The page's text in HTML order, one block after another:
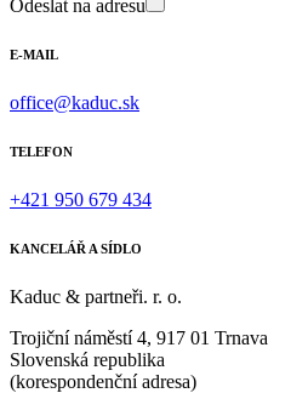
Odeslat na adresu
E-MAIL
office@kaduc.sk
TELEFON
+421 950 679 434
KANCELÁŘ A SÍDLO
Kaduc & partneři. r. o.
Trojiční náměstí 4, 917 01 Trnava
Slovenská republika
(korespondenční adresa)